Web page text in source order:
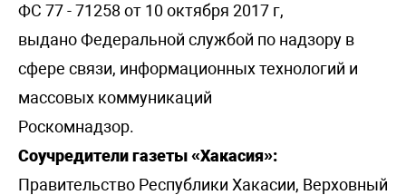
ФС 77 - 71258 от 10 октября 2017 г,
выдано Федеральной службой по надзору в
сфере связи, информационных технологий и
массовых коммуникаций
Роскомнадзор.
Соучредители газеты «Хакасия»:
Правительство Республики Хакасии, Верховный